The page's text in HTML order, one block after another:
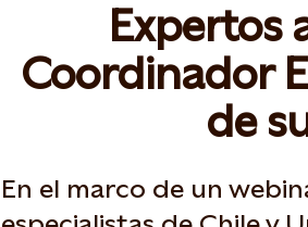
Expertos
Coordinador
de
En el marco de un